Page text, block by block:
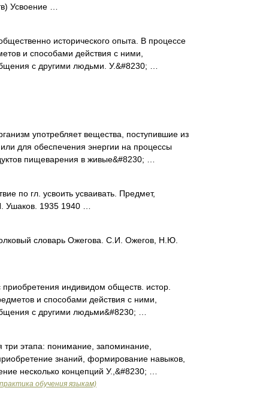
Усвоение …
исторического опыта. В процессе
и способами действия с ними,
с другими людьми. У.&#8230; …
употребляет вещества, поступившие из
для обеспечения энергии на процессы
пищеварения в живые&#8230; …
по гл. усвоить усваивать. Предмет,
Ушаков. 1935 1940 …
словарь Ожегова. С.И. Ожегов, Н.Ю.
индивидом обществ. истор.
и способами действия с ними,
с другими людьми&#8230; …
этапа: понимание, запоминание,
знаний, формирование навыков,
несколько концепций У.,&#8230; …
обучения языкам)